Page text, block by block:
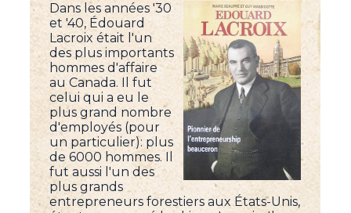
Dans les années '30
et '40, Édouard
Lacroix était l'un
des plus importants
hommes d'affaire
au Canada. Il fut
celui qui a eu le
plus grand nombre
d'employés (pour
un particulier): plus
de 6000 hommes. Il
fut aussi l'un des
plus grands
entrepreneurs forestiers aux États-Unis,